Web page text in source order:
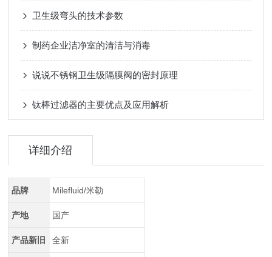
卫生级弯头的技术参数
制药企业洁净室的清洁与消毒
说说不锈钢卫生级隔膜阀的密封原理
钛棒过滤器的主要优点及应用解析
详细介绍
品牌 Milefluid/米勒
产地 国产
产品新旧 全新